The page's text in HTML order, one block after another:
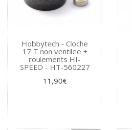
Hobbytech - Cloche
17 T non ventilee +
roulements HI-
SPEED - HT-560227
11,90€